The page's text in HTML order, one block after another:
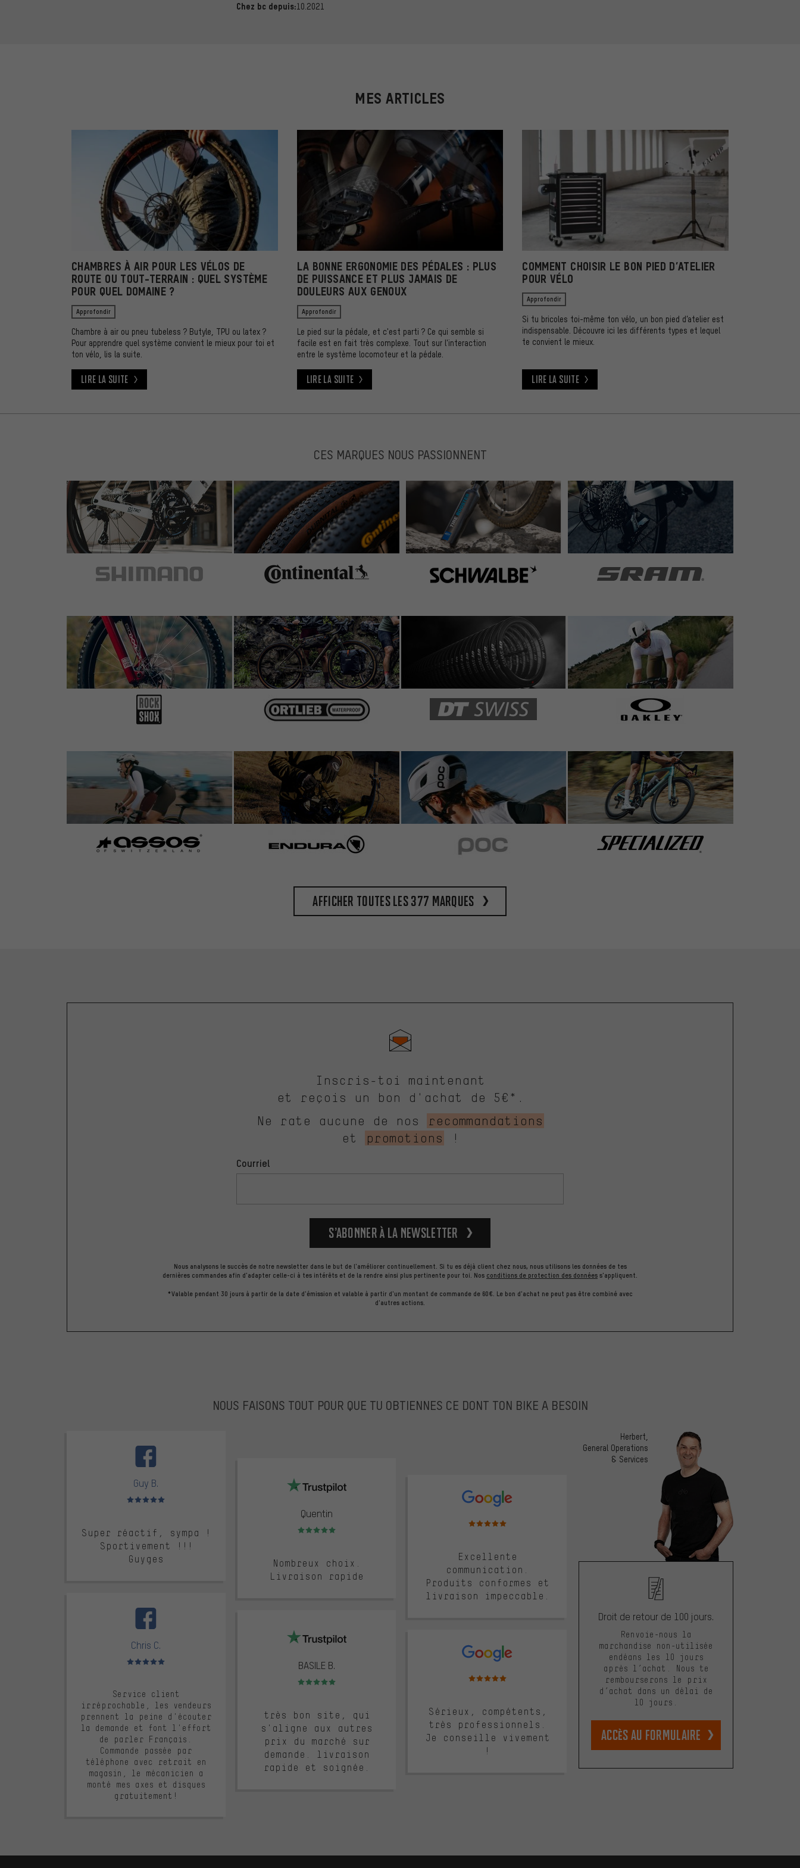
Chez bc depuis:10.2021
MES ARTICLES
CHAMBRES À AIR POUR LES VÉLOS DE
ROUTE OU TOUT-TERRAIN : QUEL SYSTÈME
POUR QUEL DOMAINE ?
Approfondir
Chambre à air ou pneu tubeless ? Butyle, TPU ou latex ?
Pour apprendre quel système convient le mieux pour toi et
ton vélo, lis la suite.
Lire la suite
LA BONNE ERGONOMIE DES PÉDALES : PLUS
DE PUISSANCE ET PLUS JAMAIS DE
DOULEURS AUX GENOUX
Approfondir
Le pied sur la pédale, et c'est parti ? Ce qui semble si
facile est en fait très complexe. Tout sur l'interaction
entre le système locomoteur et la pédale.
Lire la suite
COMMENT CHOISIR LE BON PIED D’ATELIER
POUR VÉLO
Approfondir
Si tu bricoles toi-même ton vélo, un bon pied d’atelier est
indispensable. Découvre ici les différents types et lequel
te convient le mieux.
Lire la suite
CES MARQUES NOUS PASSIONNENT
Afficher toutes les 377 marques
Inscris-toi maintenant
et reçois un bon d'achat de 5€*.
Ne rate aucune de nos
recommandations
et
promotions !
Courriel
S’abonner à la newsletter
Nous analysons le succès de notre newsletter dans le but de l'améliorer continuellement. Si tu es déjà client chez nous, nous utilisons les données de tes
dernières commandes afin d'adapter celle-ci à tes intérêts et de la rendre ainsi plus pertinente pour toi. Nos conditions de protection des données s'appliquent.
*Valable pendant 30 jours à partir de la date d'émission et valable à partir d'un montant de commande de 60€. Le bon d'achat ne peut pas être combiné avec
d'autres actions.
NOUS FAISONS TOUT POUR QUE TU OBTIENNES CE DONT TON BIKE A BESOIN
Guy B.
Note moyenne : 5 sur 5
Super réactif, sympa !
Sportivement !!!
Guyges
Chris C.
Note moyenne : 5 sur 5
Service client
irréprochable, les vendeurs
prennent la peine d'écouter
la demande et font l'effort
de parler Français.
Commande passée par
téléphone avec retrait en
magasin, le mécanicien a
monté mes axes et disques
gratuitement!
Quentin
Note moyenne : 5 sur 5
Nombreux choix.
Livraison rapide
BASILE B.
Note moyenne : 5 sur 5
très bon site, qui
s'aligne aux autres
prix du marché sur
demande. livraison
rapide et soignée.
Note moyenne : 5 sur 5
Excellente
communication.
Produits conformes et
livraison impeccable.
Note moyenne : 5 sur 5
Sérieux, compétents,
très professionnels.
Je conseille vivement
!
Herbert,
General Operations
& Services
Droit de retour de 100 jours.
Renvoie-nous la
marchandise non-utilisée
endéans les 10 jours
après l’achat. Nous te
rembourserons le prix
d’achat dans un délai de
10 jours.
Accès au formulaire